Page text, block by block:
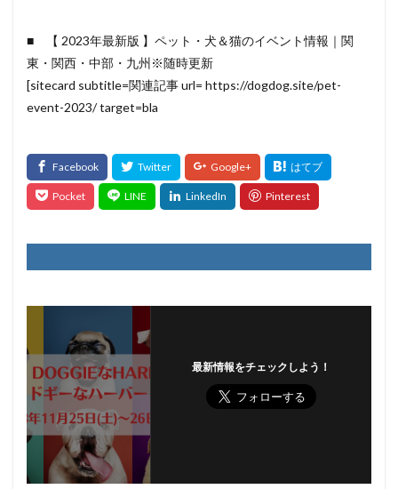
■ 【 2023年最新版 】ペット・犬＆猫のイベント情報｜関
東・関西・中部・九州※随時更新
[sitecard subtitle=関連記事 url= https://dogdog.site/pet-
event-2023/ target=bla
最新情報をチェックしよう！